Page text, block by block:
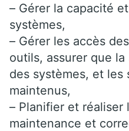
– Gérer la capacité
systèmes,
– Gérer les accès
outils, assurer que
des systèmes, et les
maintenus,
– Planifier et réaliser
maintenance et